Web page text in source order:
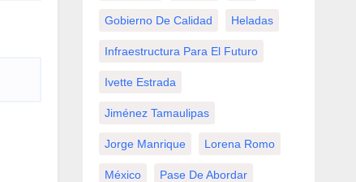
Gobierno De Calidad Heladas
Infraestructura Para El Futuro
Ivette Estrada
Jiménez Tamaulipas
Jorge Manrique Lorena Romo
México Pase De Abordar